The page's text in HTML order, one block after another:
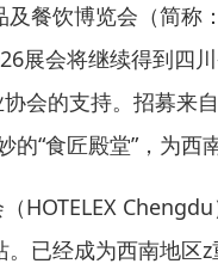
餐饮博览会（简称
展会将继续得到四
会的支持。招募来
的“食匠殿堂”，为
HOTELEX
已经成为西南地区